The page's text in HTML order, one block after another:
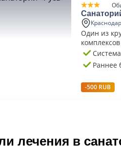
Один из
Раннее
-500 RUB
лечения в